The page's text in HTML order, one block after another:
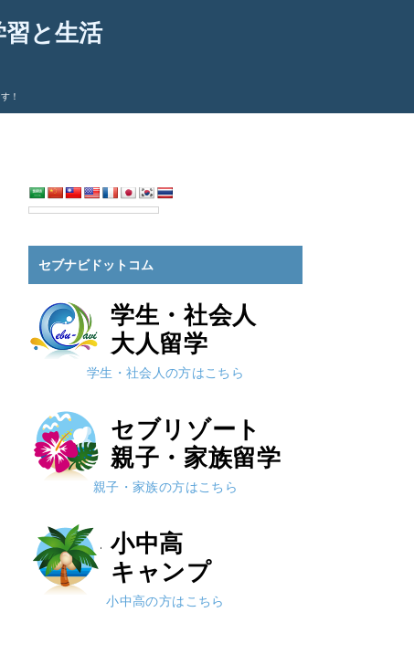
と生活
！
セブナビドットコム
学生・社会人
大人留学
学生・社会人の方はこちら
セブリゾート
親子・家族留学
親子・家族の方はこちら
小中高
キャンプ
小中高の方はこちら